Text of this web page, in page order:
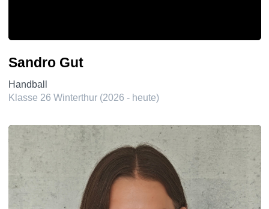
Sandro Gut
Handball
Klasse 26 Winterthur (2026 - heute)